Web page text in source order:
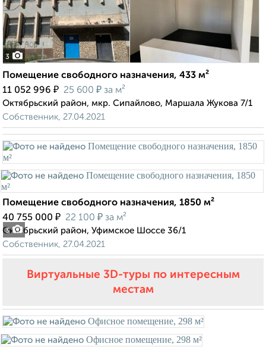
3
Помещение свободного назначения, 433 м²
11 052 996 ₽ 25 600 ₽ за м²
Октябрьский район, мкр. Сипайлово, Маршала Жукова 7/1
Собственник, 27.04.2021
3
Помещение свободного назначения, 1850 м²
40 755 000 ₽ 22 100 ₽ за м²
Октябрьский район, Уфимское Шоссе 36/1
Собственник, 27.04.2021
Виртуальные 3D-туры по интересным
местам